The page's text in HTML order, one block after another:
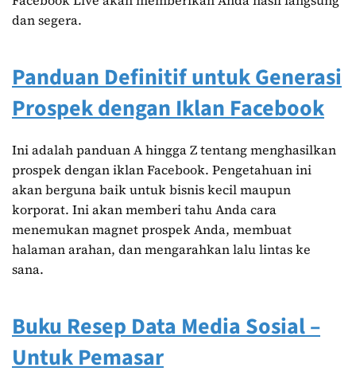
dan segera.
Panduan Definitif untuk Generasi
Prospek dengan Iklan Facebook
Ini adalah panduan A hingga Z tentang menghasilkan
prospek dengan iklan Facebook. Pengetahuan ini
akan berguna baik untuk bisnis kecil maupun
korporat. Ini akan memberi tahu Anda cara
menemukan magnet prospek Anda, membuat
halaman arahan, dan mengarahkan lalu lintas ke
sana.
Buku Resep Data Media Sosial –
Untuk Pemasar